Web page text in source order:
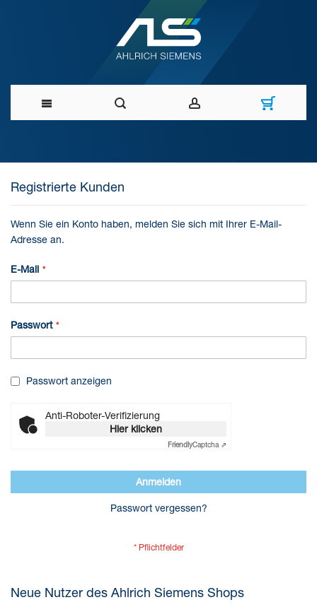
zum
Inhalt
Registrierte Kunden
Wenn Sie ein Konto haben, melden Sie sich mit Ihrer E-Mail-
Adresse an.
E-Mail
Passwort
Passwort anzeigen
Anti-Roboter-Verifizierung
Hier klicken
FriendlyCaptcha ⇗
Anmelden
Passwort vergessen?
Neue Nutzer des Ahlrich Siemens Shops